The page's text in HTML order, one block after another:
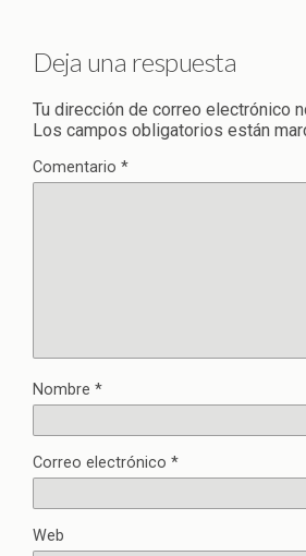
Deja una respuesta
Tu dirección de correo electrónico
Los campos obligatorios están
Comentario *
Nombre *
Correo electrónico *
Web